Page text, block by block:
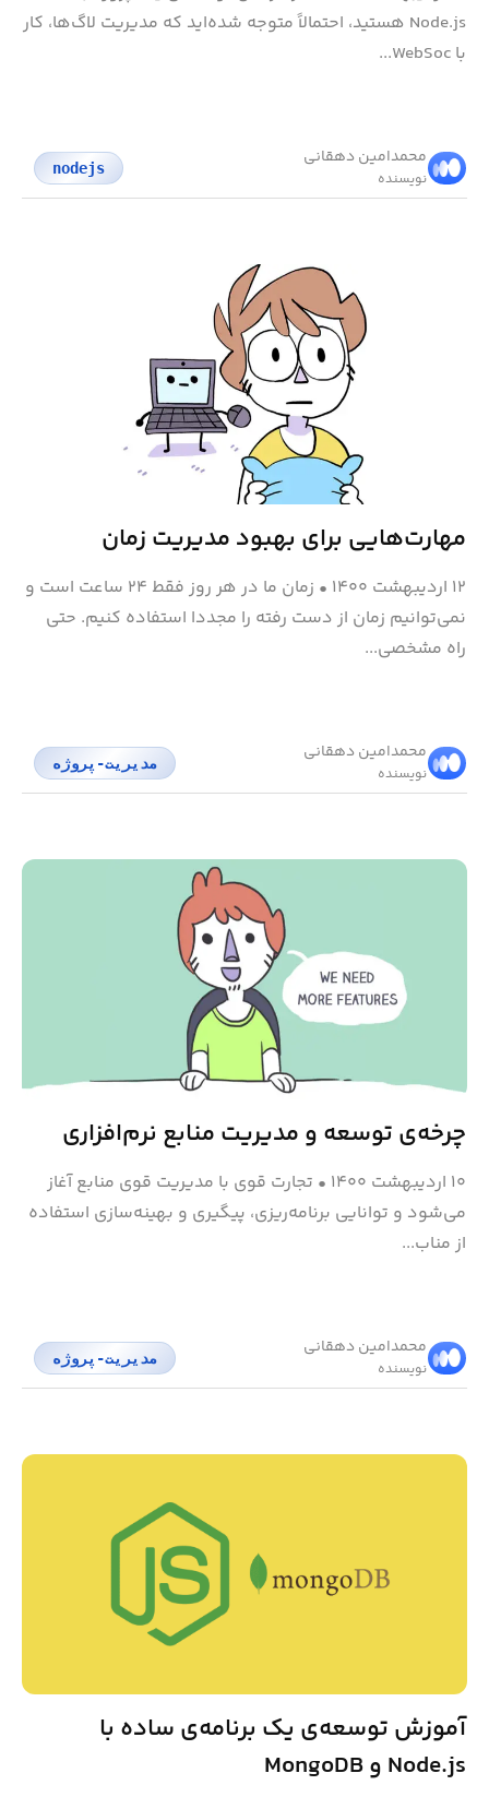
Node.js هستید، احتمالاً متوجه شده‌اید که مدیریت لاگ‌ها، کار
با WebSoc...
محمد‌امین دهقانی
نویسنده
nodejs
مهارت‌هایی برای بهبود مدیریت زمان
۱۲ اردیبهشت ۱۴۰۰ •
زمان ما در هر روز فقط ۲۴ ساعت است و
نمی‌توانیم زمان از دست رفته را مجددا استفاده کنیم. حتی
راه مشخصی...
محمد‌امین دهقانی
نویسنده
مدیریت-پروژه
چرخه‌ی توسعه‌ و مدیریت منابع نرم‌افزاری
۱۰ اردیبهشت ۱۴۰۰ • تجارت قوی با مدیریت قوی منابع آغاز
می‌شود و توانایی برنامه‌ریزی، پیگیری و بهینه‌سازی استفاده
از مناب...
محمد‌امین دهقانی
نویسنده
مدیریت-پروژه
آموزش توسعه‌ی یک برنامه‌ی ساده با
Node.js و MongoDB